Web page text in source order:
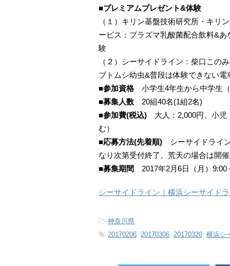
■プレミアムプレゼント&体験
（１）キリン基盤技術研究所・キリ
ービス：プラズマ乳酸菌配合飲料&
験
（２）シーサイドライン：柴口この
ブトムシ幼虫&普段は体験できない電
■参加資格小学生4年生から中学生（
■募集人数 20組40名(1組2名)
■参加費(税込) 大人：2,000円、小児
む）
■応募方法(先着順) シーサイドライ
なり次第受付終了。荒天の場合は開催
■募集期間
2017年2月6日（月）9:00
シーサイドライン｜横浜シーサイド
-神奈川県
-20170206, 20170306, 20170320, 横浜シ